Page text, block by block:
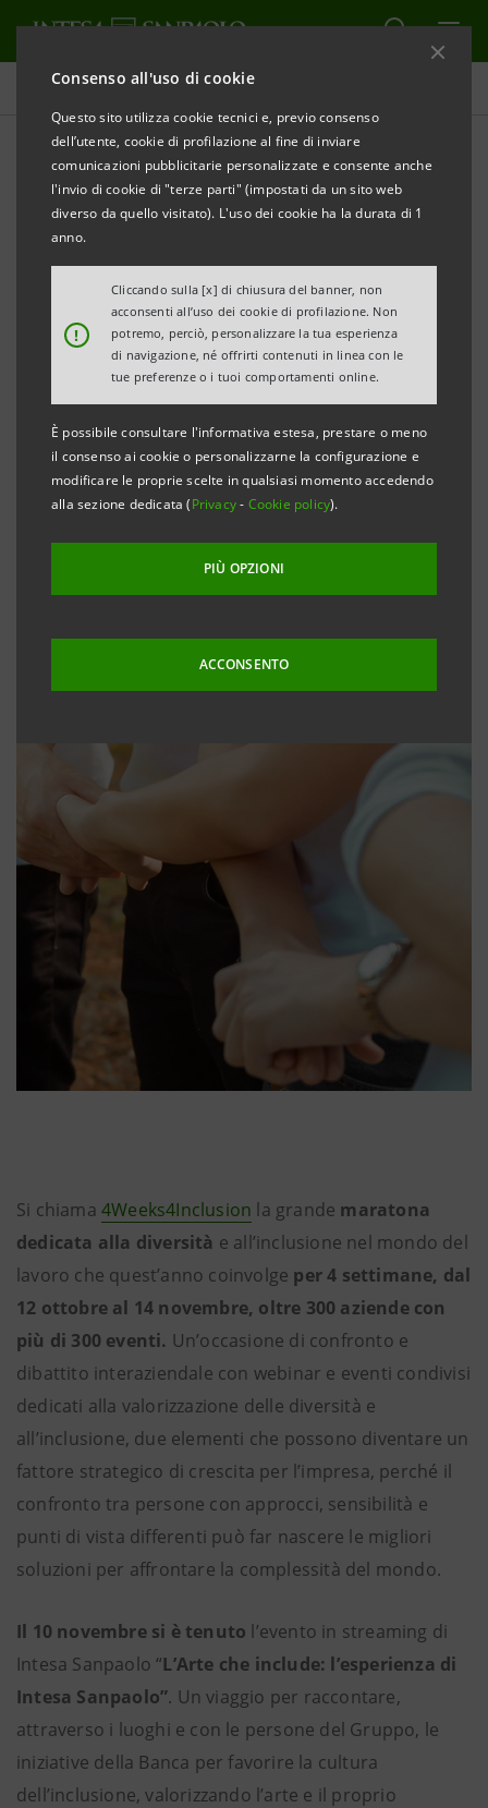
Consenso all'uso di cookie
Questo sito utilizza cookie tecnici e, previo consenso
dell’utente, cookie di profilazione al fine di inviare
comunicazioni pubblicitarie personalizzate e consente anche
l'invio di cookie di "terze parti" (impostati da un sito web
diverso da quello visitato). L'uso dei cookie ha la durata di 1
anno.
!
Cliccando sulla [x] di chiusura del banner, non
acconsenti all’uso dei cookie di profilazione. Non
potremo, perciò, personalizzare la tua esperienza
di navigazione, né offrirti contenuti in linea con le
tue preferenze o i tuoi comportamenti online.
È possibile consultare l'informativa estesa, prestare o meno
il consenso ai cookie o personalizzarne la configurazione e
modificare le proprie scelte in qualsiasi momento accedendo
alla sezione dedicata (Privacy- Cookie policy).
PIÙ OPZIONI
ACCONSENTO
Tutti i progetti
SOCIALE
4 Weeks 4 Inclusion. L'arte
che include
Si chiama 4Weeks4Inclusion la grande maratona
dedicata alla diversità e all’inclusione nel mondo del
lavoro che quest’anno coinvolge per 4 settimane, dal
12 ottobre al 14 novembre, oltre 300 aziende con
più di 300 eventi. Un’occasione di confronto e
dibattito interaziendale con webinar e eventi condivisi
dedicati alla valorizzazione delle diversità e
all’inclusione, due elementi che possono diventare un
fattore strategico di crescita per l’impresa, perché il
confronto tra persone con approcci, sensibilità e
punti di vista differenti può far nascere le migliori
soluzioni per affrontare la complessità del mondo.
Il 10 novembre si è tenuto l’evento in streaming di
Intesa Sanpaolo “L’Arte che include: l’esperienza di
Intesa Sanpaolo”. Un viaggio per raccontare,
attraverso i luoghi e con le persone del Gruppo, le
iniziative della Banca per favorire la cultura
dell’inclusione, valorizzando l’arte e il proprio